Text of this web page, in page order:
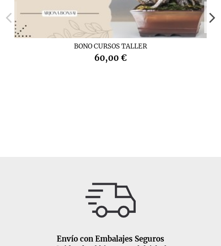
BONO CURSOS TALLER
60,00 €
Envío con Embalajes Seguros